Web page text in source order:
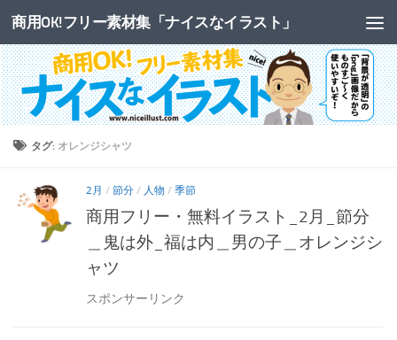
コンテンツへスキップ
商用OK!フリー素材集「ナイスなイラスト」
タグ: オレンジシャツ
2月 / 節分 / 人物 / 季節
商用フリー・無料イラスト_2月_節分
＿鬼は外_福は内＿男の子＿オレンジシ
ャツ
スポンサーリンク